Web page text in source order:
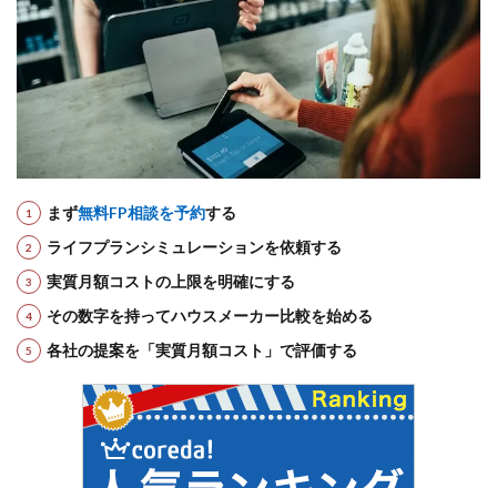
まず無料FP相談を予約する
ライフプランシミュレーションを依頼する
実質月額コストの上限を明確にする
その数字を持ってハウスメーカー比較を始める
各社の提案を「実質月額コスト」で評価する